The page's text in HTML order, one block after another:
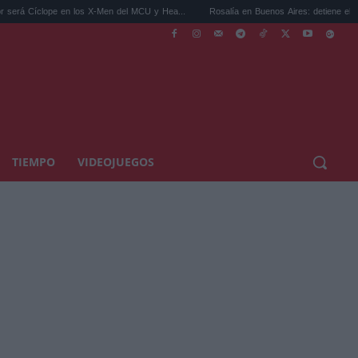
X-Men del MCU y Hea... Rosalía en Buenos Aires: detiene el tráfico y se s...
TIEMPO VIDEOJUEGOS